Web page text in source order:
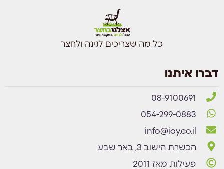
כל מה שצריכים לגינה ולחצר
דברו איתנו
08-9100691
054-299-0883
info@ioy.co.il
הכשרת הישוב 3, באר שבע
פעילות מאז 2011